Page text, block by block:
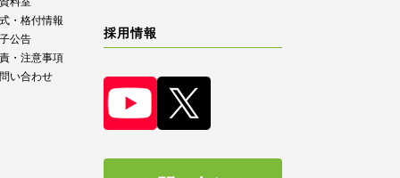
・格付情報
公告
・注意事項
い合わせ
採用情報